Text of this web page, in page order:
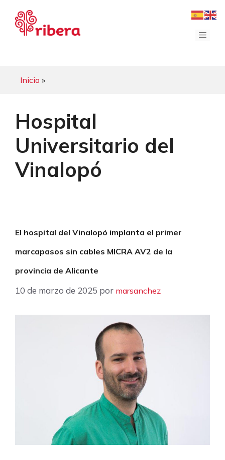
contenido
Menú
Inicio »
Hospital
Universitario del
Vinalopó
El hospital del Vinalopó implanta el primer
marcapasos sin cables MICRA AV2 de la
provincia de Alicante
10 de marzo de 2025 por marsanchez